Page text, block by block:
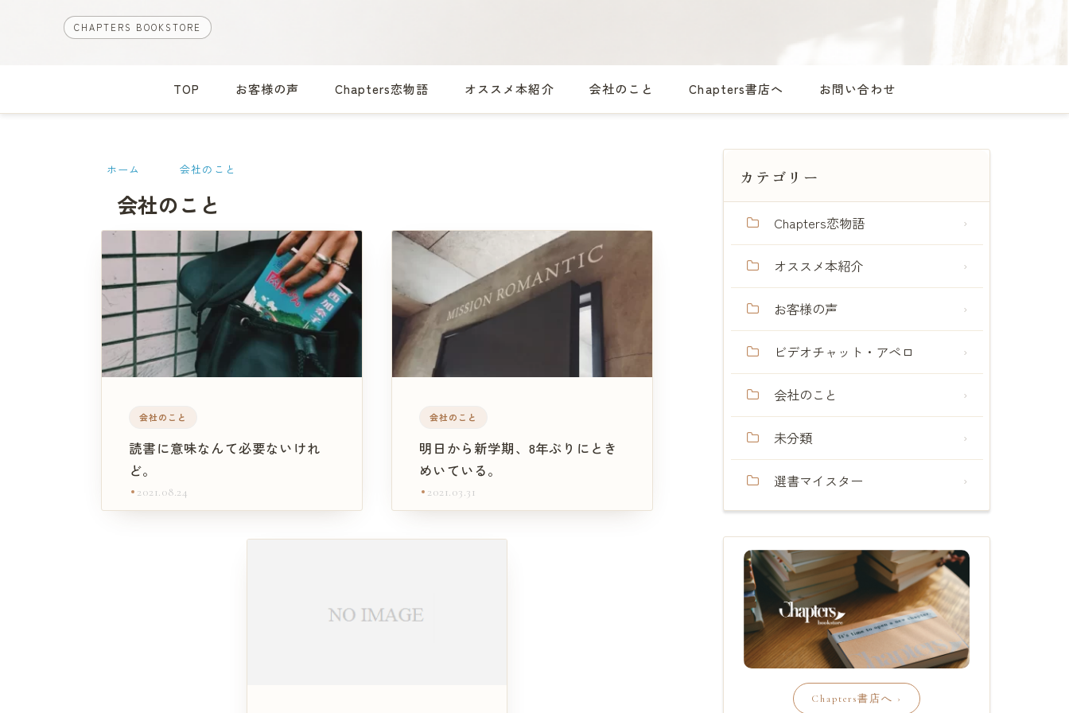
CHAPTERS BOOKSTORE
TOP お客様の声 Chapters恋物語 オススメ本紹介 会社のこと Chapters書店へ お問い合わせ
ホーム 会社のこと
会社のこと
会社のこと
読書に意味なんて必要ないけれ
ど。
2021.08.24
会社のこと
明日から新学期、8年ぶりにとき
めいている。
2021.03.31
カテゴリー
Chapters恋物語
オススメ本紹介
お客様の声
ビデオチャット・アペロ
会社のこと
未分類
選書マイスター